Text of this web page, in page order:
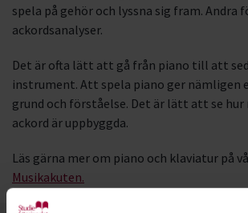
spela på gehör och lyssna sig fram. Andra
ackordsanalyser.
Det är ofta lätt att gå från piano till att
instrument. Att spela piano ger nämligen
grund och förståelse. Det är lätt att se hur
ackord är uppbyggda.
Läs gärna mer om piano och klaviatur på
Musikakuten.